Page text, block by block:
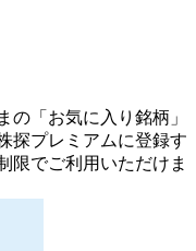
の 「お気に入り銘柄」
探プレミアムに登録す
限でご利用いただけま